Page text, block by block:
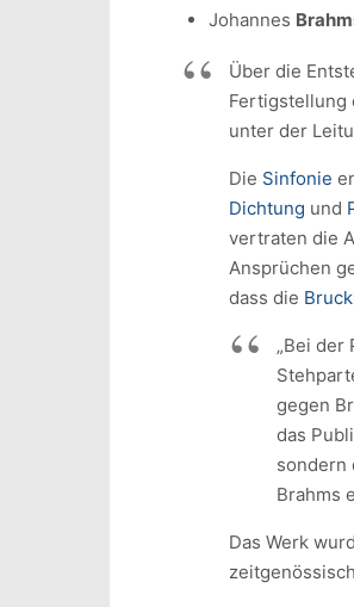
Johannes
Über die
Fertigstellung
unter der
Die Sinfonie
Dichtung und
vertraten die
Ansprüchen
dass die
„Bei der
gegen
das
sondern
Brahms
Das Werk